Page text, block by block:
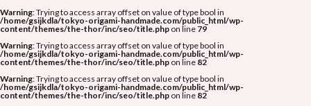
Warning: Trying to access array offset on value of type bool in
/home/gsijkdla/tokyo-origami-handmade.com/public_html/wp-
content/themes/the-thor/inc/seo/title.php on line 79
Warning: Trying to access array offset on value of type bool in
/home/gsijkdla/tokyo-origami-handmade.com/public_html/wp-
content/themes/the-thor/inc/seo/title.php on line 82
Warning: Trying to access array offset on value of type bool in
/home/gsijkdla/tokyo-origami-handmade.com/public_html/wp-
content/themes/the-thor/inc/seo/title.php on line 82